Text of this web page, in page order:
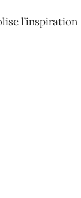
l’inspiration